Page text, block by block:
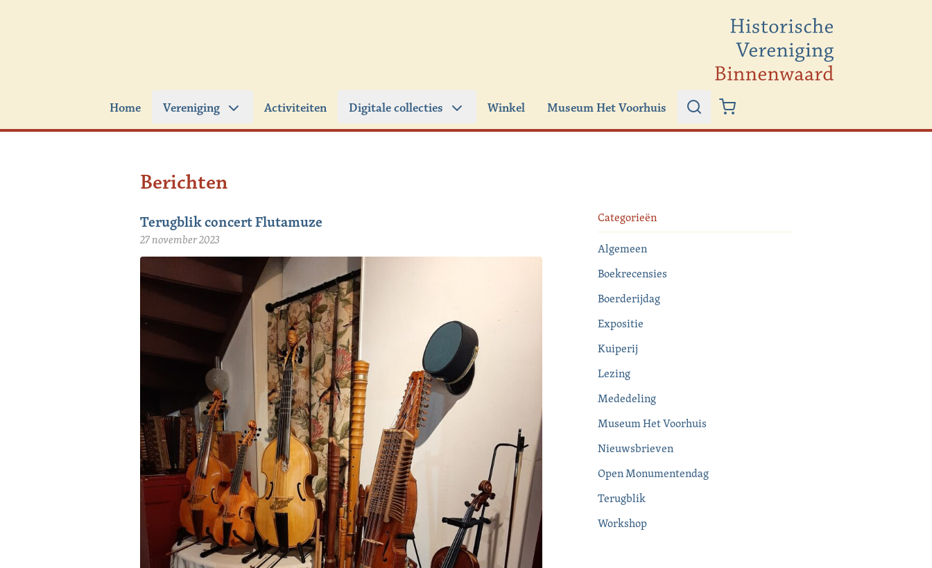
Home Vereniging Activiteiten Digitale collecties Winkel Museum Het Voorhuis
Zoeken
Berichten
Terugblik concert Flutamuze
27 november 2023
Categorieën
Algemeen
Boekrecensies
Boerderijdag
Expositie
Kuiperij
Lezing
Mededeling
Museum Het Voorhuis
Nieuwsbrieven
Open Monumentendag
Terugblik
Workshop